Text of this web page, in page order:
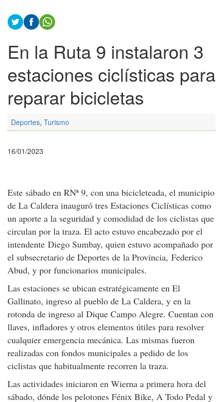
En la Ruta 9 instalaron 3
estaciones ciclísticas para
reparar bicicletas
Deportes, Turismo
16/01/2023
Este sábado en RNª 9, con una bicicleteada, el municipio
de La Caldera inauguró tres Estaciones Ciclísticas como
un aporte a la seguridad y comodidad de los ciclistas que
circulan por la traza. El acto estuvo encabezado por el
intendente Diego Sumbay, quien estuvo acompañado por
el subsecretario de Deportes de la Provincia, Federico
Abud, y por funcionarios municipales.
Las estaciones se ubican estratégicamente en El
Gallinato, ingreso al pueblo de La Caldera, y en la
rotonda de ingreso al Dique Campo Alegre. Cuentan con
llaves, infladores y otros elementos útiles para resolver
cualquier emergencia mecánica. Las mismas fueron
realizadas con fondos municipales a pedido de los
ciclistas que habitualmente recorren la traza.
Las actividades iniciaron en Wierna a primera hora del
sábado, dónde los pelotones Fénix Bike, A Todo Pedal y